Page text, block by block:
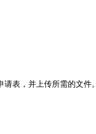
表，并上传所需的文件。